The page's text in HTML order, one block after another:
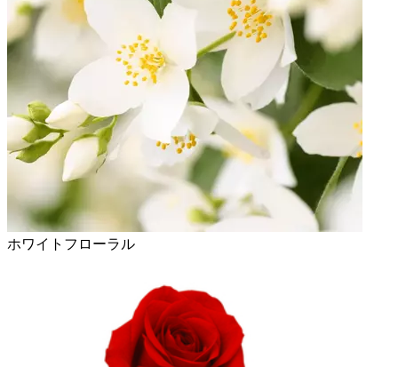
ホワイトフローラル